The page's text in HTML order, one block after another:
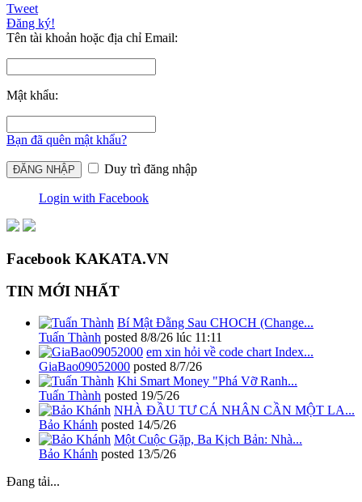
Tweet
Đăng ký!
Tên tài khoản hoặc địa chỉ Email:
Mật khẩu:
Bạn đã quên mật khẩu?
Duy trì đăng nhập
Login with Facebook
Facebook KAKATA.VN
TIN MỚI NHẤT
Bí Mật Đằng Sau CHOCH (Change...
Tuấn Thành posted 8/8/26 lúc 11:11
em xin hỏi về code chart Index...
GiaBao09052000 posted 8/7/26
Khi Smart Money "Phá Vỡ Ranh...
Tuấn Thành posted 19/5/26
NHÀ ĐẦU TƯ CÁ NHÂN CẦN MỘT LA...
Bảo Khánh posted 14/5/26
Một Cuộc Gặp, Ba Kịch Bản: Nhà...
Bảo Khánh posted 13/5/26
Đang tải...